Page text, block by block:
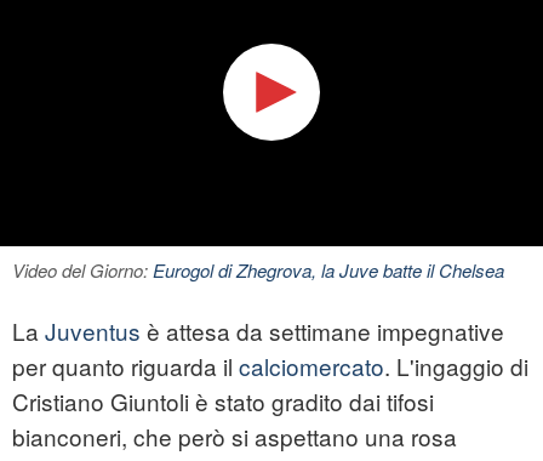
Video del Giorno:Eurogol di Zhegrova, la Juve batte il Chelsea
La Juventus è attesa da settimane impegnative
per quanto riguarda il calciomercato. L'ingaggio di
Cristiano Giuntoli è stato gradito dai tifosi
bianconeri, che però si aspettano una rosa